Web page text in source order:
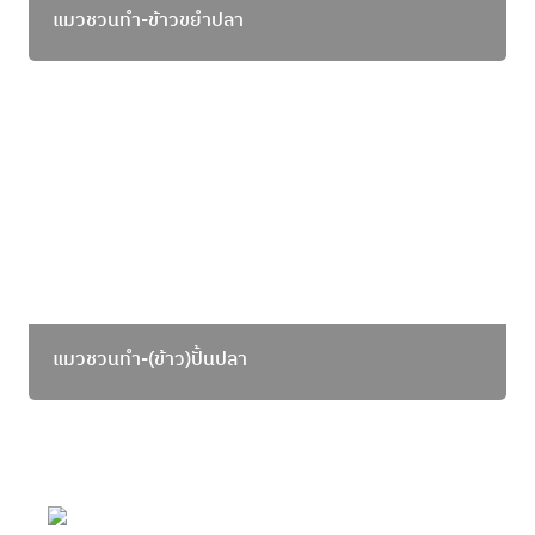
แมวชวนทำ-ข้าวขยำปลา
แมวชวนทำ-(ข้าว)ปั้นปลา